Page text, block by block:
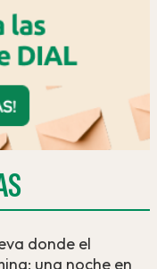
donde el
una noche en